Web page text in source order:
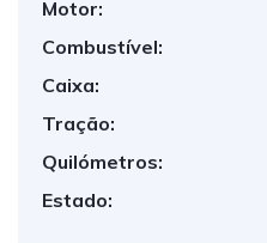
Motor:
Combustível:
Caixa:
Tração:
Quilómetros:
Estado: